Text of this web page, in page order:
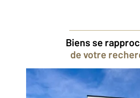
Biens se
de votre